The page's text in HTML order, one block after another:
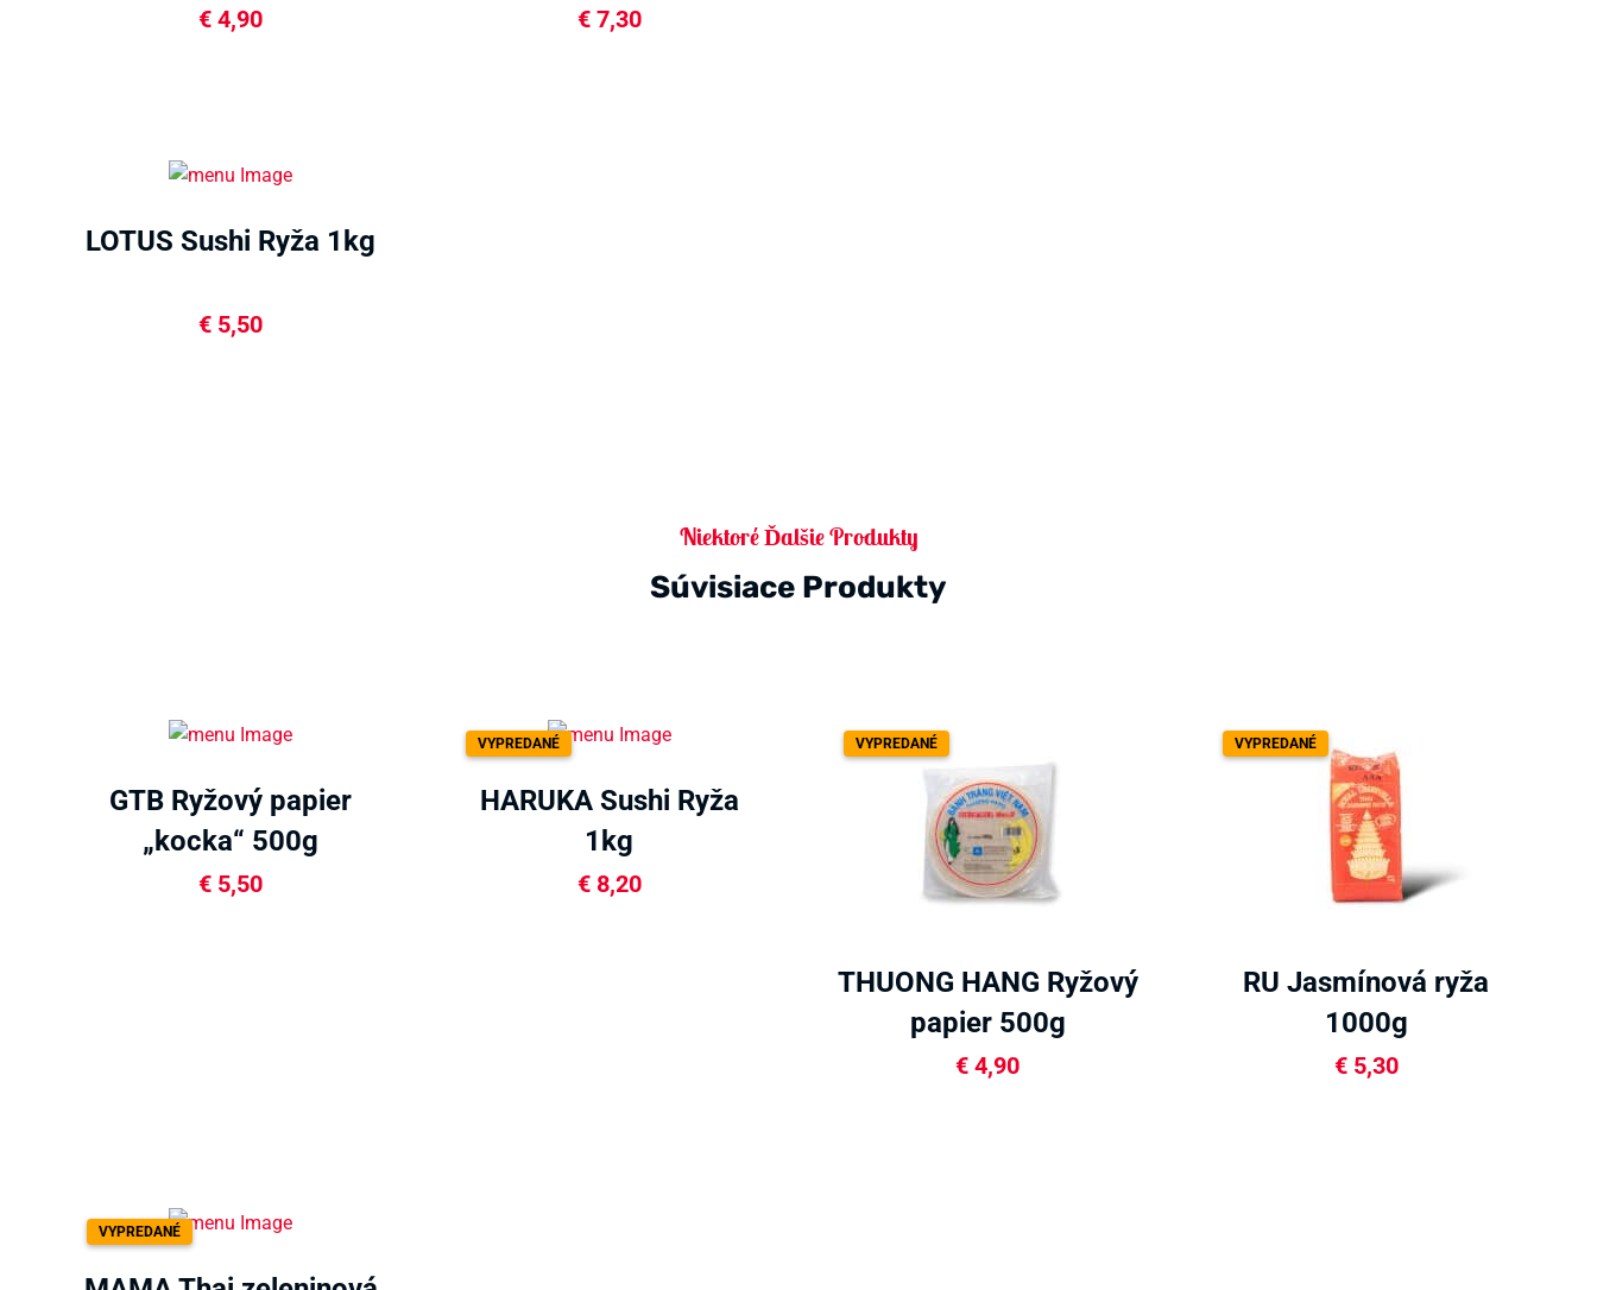
€ 4,90 €7,30
LOTUS Sushi Ryža 1kg
€ 5,50
Niektoré Ďalšie Produkty
Súvisiace Produkty
GTB Ryžový papier
„kocka“ 500g
€ 5,50
VYPREDANÉ
HARUKA Sushi Ryža
1kg
€8,20
VYPREDANÉ
THUONG HANG Ryžový
papier 500g
€ 4,90
VYPREDANÉ
RU Jasmínová ryža
1000g
€5,30
VYPREDANÉ